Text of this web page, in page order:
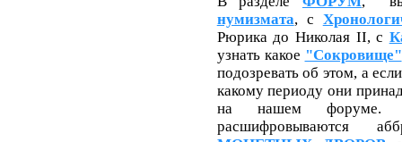
нумизмата, с
Рюрика до Николая II, с
узнать какое "Сокровище"
подозревать об этом, а
какому периоду они
на нашем форуме.
расшифровываются